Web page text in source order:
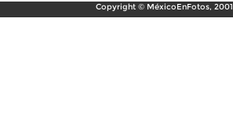
Copyright © MéxicoEnFotos,